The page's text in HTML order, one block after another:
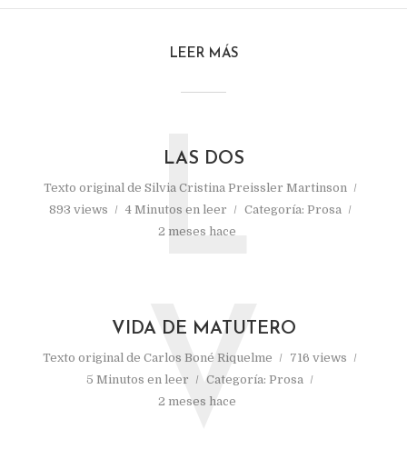
LEER MÁS
LAS DOS
Texto original de Silvia Cristina Preissler Martinson
893 views
4 Minutos en leer Categoría: Prosa
2 meses hace
L
VIDA DE MATUTERO
Texto original de Carlos Boné Riquelme
716 views
5 Minutos en leer
Categoría: Prosa
2 meses hace
V